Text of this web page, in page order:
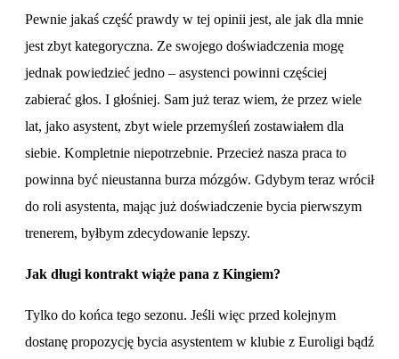
Pewnie jakaś część prawdy w tej opinii jest, ale jak dla mnie
jest zbyt kategoryczna. Ze swojego doświadczenia mogę
jednak powiedzieć jedno – asystenci powinni częściej
zabierać głos. I głośniej. Sam już teraz wiem, że przez wiele
lat, jako asystent, zbyt wiele przemyśleń zostawiałem dla
siebie. Kompletnie niepotrzebnie. Przecież nasza praca to
powinna być nieustanna burza mózgów. Gdybym teraz wrócił
do roli asystenta, mając już doświadczenie bycia pierwszym
trenerem, byłbym zdecydowanie lepszy.
Jak długi kontrakt wiąże pana z Kingiem?
Tylko do końca tego sezonu. Jeśli więc przed kolejnym
dostanę propozycję bycia asystentem w klubie z Euroligi bądź